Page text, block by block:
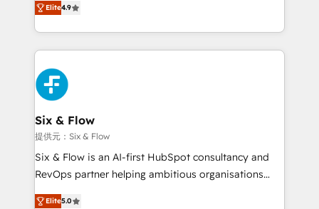
business more efficiently - Build stronger
relationships with customers - Make better
decisions with data - Find a new voice and reach
more people - Get the most out of your HubSpot
investment
Marketing, Sales, Service, CMS and Operations Hub,
so selling and actually engaging with your customers
feels easy and pain-free. We are a top ranked
HubSpot Elite Partner, winner of Rookie of the Year
and Customer First Awards, 4.9/5 rating in HubSpot
Reviews and 4.9/5 rating in Clutch Reviews. Digifianz
helps the following industries: logistics & 3PL, home
improvement & construction, branding and
commercialization, real estate, health, education,
SaaS, Software Dev & IT and consulting, make the
the United States, EU, UAE, Mexico and Latin
Elite4.9
Six & Flow
提供元：Six & Flow
Six & Flow is an AI-first HubSpot consultancy and
RevOps partner helping ambitious organisations
grow with clarity, confidence, and intelligence.
Elite5.0